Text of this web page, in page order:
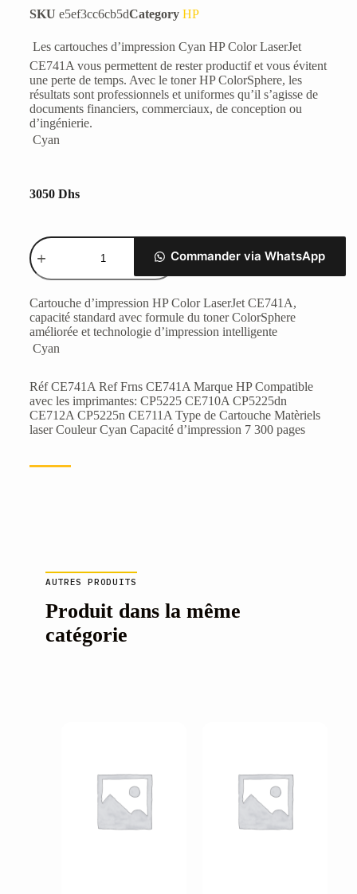
SKU e5ef3cc6cb5dCategory HP
 Les cartouches d’impression Cyan HP Color LaserJet
CE741A vous permettent de rester productif et vous évitent
une perte de temps. Avec le toner HP ColorSphere, les
résultats sont professionnels et uniformes qu’il s’agisse de
documents financiers, commerciaux, de conception ou
d’ingénierie.
 Cyan
3050 Dhs
Commander via WhatsApp
Cartouche d’impression HP Color LaserJet CE741A,
capacité standard avec formule du toner ColorSphere
améliorée et technologie d’impression intelligente
 Cyan
Réf CE741A Ref Frns CE741A Marque HP Compatible
avec les imprimantes: CP5225 CE710A CP5225dn
CE712A CP5225n CE711A Type de Cartouche Matèriels
laser Couleur Cyan Capacité d’impression 7 300 pages
AUTRES PRODUITS
Produit dans la même
catégorie